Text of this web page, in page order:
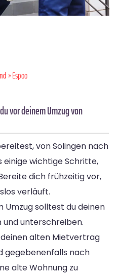
» Espoo
vor deinem Umzug von
von Solingen nach
einige wichtige Schritte,
dich frühzeitig vor,
verläuft.
Umzug solltest du deinen
unterschreiben.
alten Mietvertrag
gegebenenfalls nach
alte Wohnung zu